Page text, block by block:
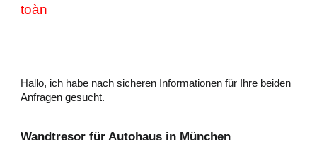
toàn
Hallo, ich habe nach sicheren Informationen für Ihre beiden
Anfragen gesucht.
Wandtresor für Autohaus in München